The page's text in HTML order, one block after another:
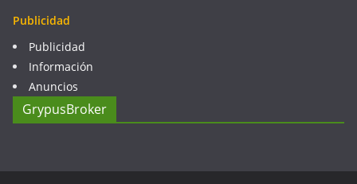
Publicidad
Publicidad
Información
Anuncios
GrypusBroker